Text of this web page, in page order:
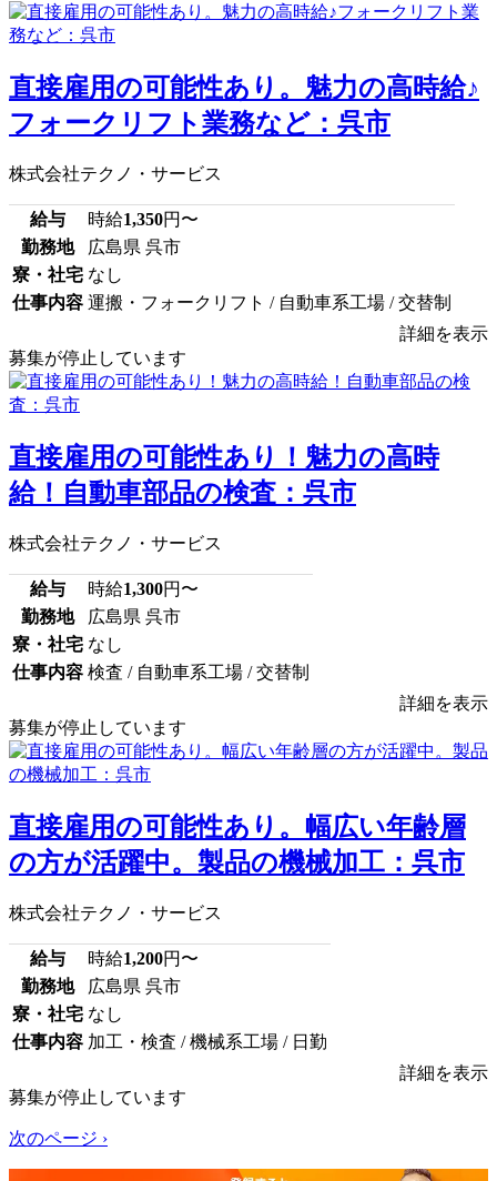
直接雇用の可能性あり。魅力の高時給♪
フォークリフト業務など：呉市
株式会社テクノ・サービス
給与 時給1,350円〜
勤務地
広島県 呉市
寮・社宅 なし
仕事内容 運搬・フォークリフト / 自動車系工場 / 交替制
詳細を表示
募集が停止しています
直接雇用の可能性あり！魅力の高時
給！自動車部品の検査：呉市
株式会社テクノ・サービス
給与 時給1,300円〜
勤務地
広島県 呉市
寮・社宅 なし
仕事内容 検査 / 自動車系工場 / 交替制
詳細を表示
募集が停止しています
直接雇用の可能性あり。幅広い年齢層
の方が活躍中。製品の機械加工：呉市
株式会社テクノ・サービス
給与 時給1,200円〜
勤務地
広島県 呉市
寮・社宅 なし
仕事内容 加工・検査 / 機械系工場 / 日勤
詳細を表示
募集が停止しています
次のページ ›